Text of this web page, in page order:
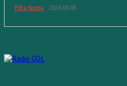
Piłka Nożna 2026-08-06